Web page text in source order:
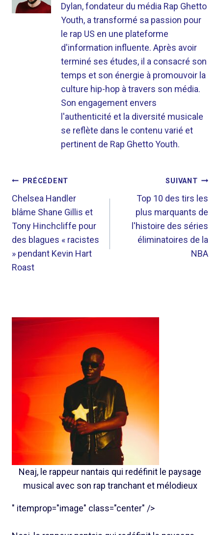
Dylan, fondateur du média Rap Ghetto
Youth, a transformé sa passion pour
le rap US en une plateforme
d'information influente. Après avoir
terminé ses études, il a consacré son
temps et son énergie à promouvoir la
culture hip-hop à travers son média.
Son engagement envers
l'authenticité et la diversité musicale
se reflète dans le contenu varié et
pertinent de Rap Ghetto Youth.
NAVIGATION
DE
L’ARTICLE
PRÉCÉDENT
Chelsea Handler
blâme Shane Gillis et
Tony Hinchcliffe pour
des blagues « racistes
» pendant Kevin Hart
Roast
SUIVANT
Top 10 des tirs les
plus marquants de
l'histoire des séries
éliminatoires de la
NBA
Neaj, le rappeur nantais qui redéfinit le paysage
musical avec son rap tranchant et mélodieux
" itemprop="image" class="center" />